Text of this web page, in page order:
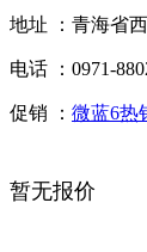
地址 ： 青海省
电话 ： 0971-
促销 ： 微蓝6热
暂无报价